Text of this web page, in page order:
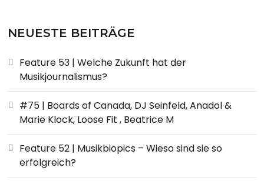
NEUESTE BEITRÄGE
Feature 53 | Welche Zukunft hat der
Musikjournalismus?
#75 | Boards of Canada, DJ Seinfeld, Anadol &
Marie Klock, Loose Fit , Beatrice M
Feature 52 | Musikbiopics – Wieso sind sie so
erfolgreich?